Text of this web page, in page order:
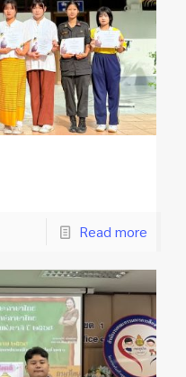
Read more